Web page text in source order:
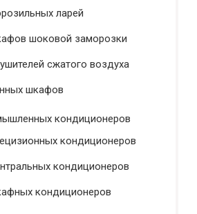
ларей
шоковой заморозки
сжатого воздуха
шкафов
кондиционеров
кондиционеров
кондиционеров
кондиционеров